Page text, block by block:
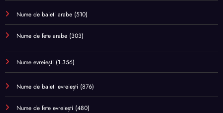
Nume de baieti arabe (510)
Nume de fete arabe (303)
Nume evreiești (1.356)
Nume de baieti evreiești (876)
Nume de fete evreiești (480)